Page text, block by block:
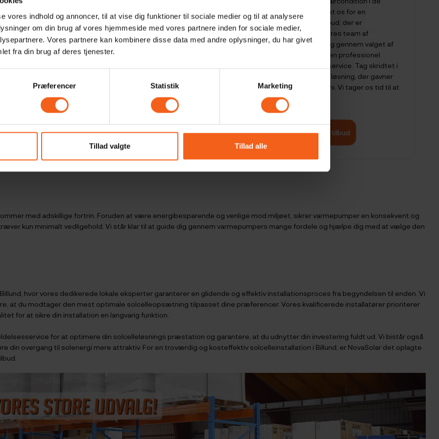
vores indhold og annoncer, til at vise dig funktioner til sociale medier og til at analysere
om din brug af vores hjemmeside med vores partnere inden for sociale medier,
Vores partnere kan kombinere disse data med andre oplysninger, du har givet
fra din brug af deres tjenester.
Præferencer Statistik Marketing
Tillad valgte Tillad alle
Billund. Ved at skifte til solenergi kan du ikke kun
spare på dine eludgifter, men også bidrage til en
mere bæredygtig fremtid. Et solcelleanlæg skal
passe i størrelsen til den bestemte bolig. Vi skal
inden installation, så vi sammen sikre, at intet bliver
overset. Start processen herunder.
Gratis konsulentbesøg ang. solceller
varme sommermåneder. Kontakt os for en
uforpligtende samtale og et tilbud, der er
skræddersyet til dine behov. Vores team af
eksperter står klar til at guide dig gennem valget af
den ideelle varmepumpe, sikre en professionel
installation og tilbyde pålidelig service. Tag skridtet i
dag og oplev forskellen med en løsning, der gavner
både din komfort og din økonomi. Vi tager os tid til at
kigge på alle henvendelser.
Få et personligt tilbud
med adskillige fortrin. Foruden at være energibesparende og venlige mod miljøet, sikrer varmepumper en konsekvent og
kun minimalt vedligehold. Vi står klar til at guide dig gennem varmepumpers mange fordele og hjælpe dig med at vælge den
hvor vores dedikerede lokale eksperter garanterer en glidende og effektiv installationsproces fra begyndelsen til enden. Vi
at du modtager den mest optimale solcelleopsætning tilpasset dine præferencer. Vores kvalificerede installatører prioriterer
for at sikre din installation en langvarig funktion.
for at optimere din solcelleløsnings præstation og garantere, at du udnytter din investering fuldt ud. Vi bistår også
din overgang til solenergi mere attraktiv. For en troværdig og kosteffektiv solcelleinstallation i Billund, er NovaSolar det oplagte